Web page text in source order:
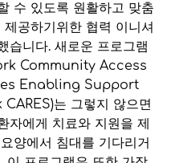
수 있도록 원활하고 맞춤
제공하기위한 협력 이니셔
습니다. 새로운 프로그램
Community Access
Enabling Support
는 그렇지 않으면
자에게 치료와 지원을 제
양에서 침대를 기다리거